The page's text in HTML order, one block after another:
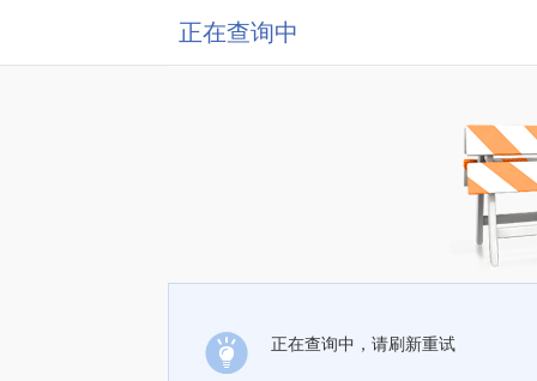
正在查询中
正在查询中，请刷新重试